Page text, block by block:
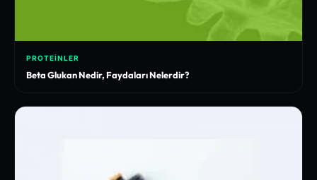
PROTEINLER
Beta Glukan Nedir, Faydaları Nelerdir?